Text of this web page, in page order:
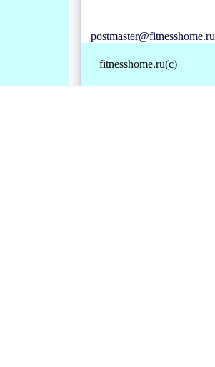
postmaster@fitnesshome.ru
fitnesshome.ru(c)